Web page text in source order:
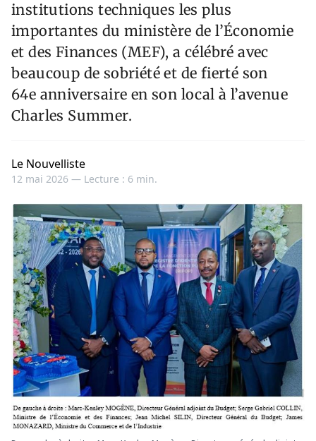
institutions techniques les plus
importantes du ministère de l’Économie
et des Finances (MEF), a célébré avec
beaucoup de sobriété et de fierté son
64e anniversaire en son local à l’avenue
Charles Summer.
Le Nouvelliste
12 mai 2026 — Lecture : 6 min.